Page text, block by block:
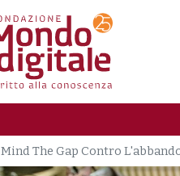
Mind The Gap Contro